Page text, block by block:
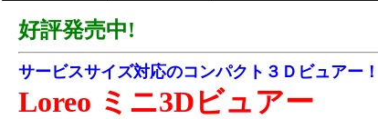
好評発売中!
サービスサイズ対応のコンパクト３Ｄビュアー！
Loreo ミニ3Dビュアー